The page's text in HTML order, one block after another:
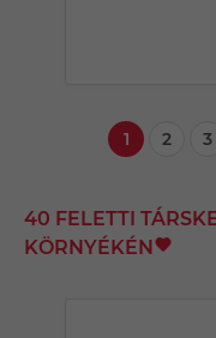
1 2 3
40 FELETTI
KÖRNYÉKÉN